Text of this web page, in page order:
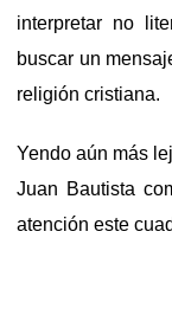
interpretar no
buscar un
religión cristiana.
Yendo aún más
Juan Bautista
atención este